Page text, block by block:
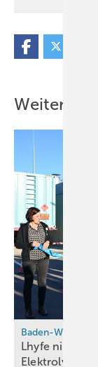
Weitere
Baden-
Lhyfe nimmt
Elektrolyseur